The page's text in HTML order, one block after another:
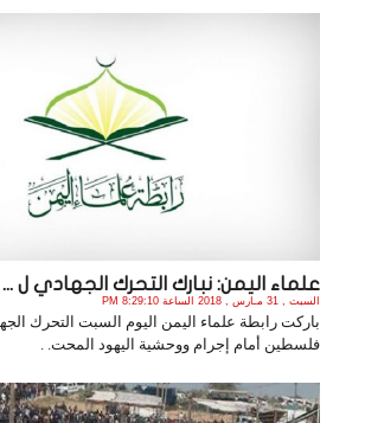
علماء اليمن: نبارك التحرك الجهادي ل ...
السبت , 31 مـارس , 2018 الساعة 8:29:10 PM
باركت رابطة علماء اليمن اليوم السبت التحرك
فلسطين أمام إجرام ووحشية اليهود المحت. .